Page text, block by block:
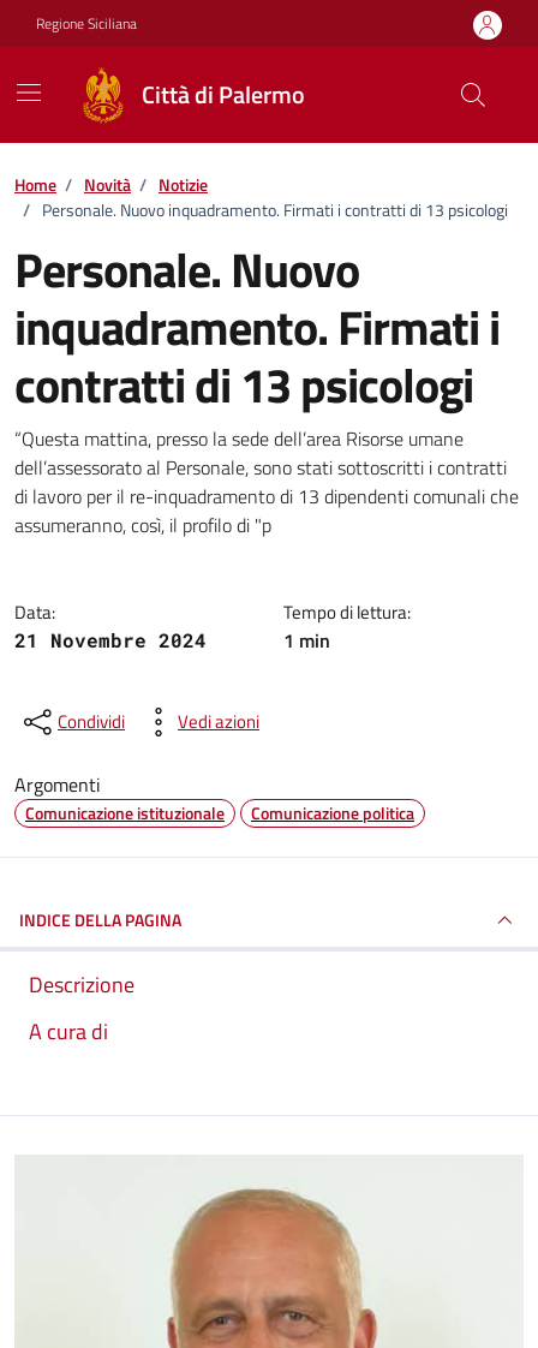
Vai ai contenuti
Vai al footer
Regione Siciliana
Città di Palermo
Home / Novità / Notizie
/ Personale. Nuovo inquadramento. Firmati i contratti di 13 psicologi
Personale. Nuovo
inquadramento. Firmati i
contratti di 13 psicologi
Dettagli della notizia
“Questa mattina, presso la sede dell’area Risorse umane
dell’assessorato al Personale, sono stati sottoscritti i contratti
di lavoro per il re-inquadramento di 13 dipendenti comunali che
assumeranno, così, il profilo di "p
Data:
21 Novembre 2024
Tempo di lettura:
1 min
Condividi Vedi azioni
Argomenti
Comunicazione istituzionale Comunicazione politica
INDICE DELLA PAGINA
Descrizione
A cura di